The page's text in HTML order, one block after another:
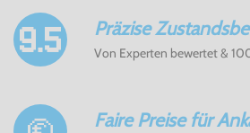
Präzise
Von Experten bewertet &
Faire Preise für